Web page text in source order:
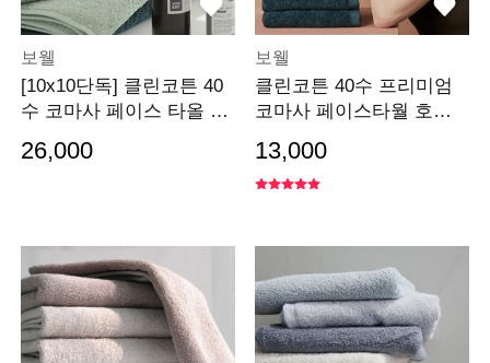
보웰
[10x10단독] 클린코튼 40
수 코마사 페이스 타올 수
26,000
보웰
클린코튼 40수 프리미엄
코마사 페이스타월 호텔
13,000